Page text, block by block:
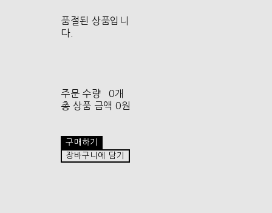
품절된 상품입니
다.
주문 수량
0개
총 상품 금액 0원
구매하기
장바구니에 담기